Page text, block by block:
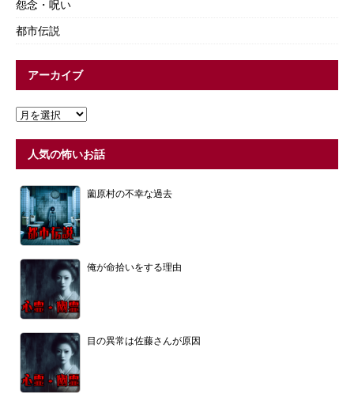
怨念・呪い
都市伝説
アーカイブ
人気の怖いお話
薗原村の不幸な過去
俺が命拾いをする理由
目の異常は佐藤さんが原因